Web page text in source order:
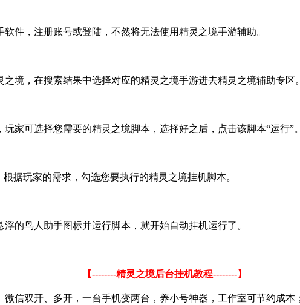
件，注册账号或登陆，不然将无法使用精灵之境手游辅助。
境，在搜索结果中选择对应的精灵之境手游进去精灵之境辅助专区
家可选择您需要的精灵之境脚本，选择好之后，点击该脚本“运行”
据玩家的需求，勾选您要执行的精灵之境挂机脚本。
的鸟人助手图标并运行脚本，就开始自动挂机运行了。
【--------精灵之境后台挂机教程--------】
信双开、多开，一台手机变两台，养小号神器，工作室可节约成